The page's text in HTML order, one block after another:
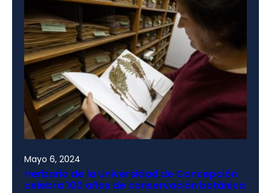
Mayo 6, 2024
Herbario de la Universidad de Concepción
celebra 100 años de conservación botánica